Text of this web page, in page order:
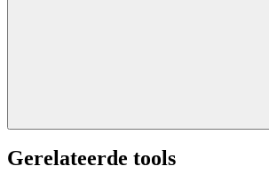
Gerelateerde tools